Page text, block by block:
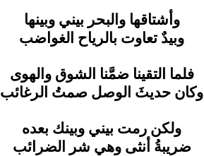
وأشتاقها والبحر بيني وبينها
وبيدٌ تعاوت بالرياح الغواضب
فلما التقينا ضمَّنا الشوق والهوى
وكان حديثَ الوصل صمتُ الرغائب
ولكن رمت بيني وبينك بعده
ضريبةُ أنثى وهي شر الضرائب